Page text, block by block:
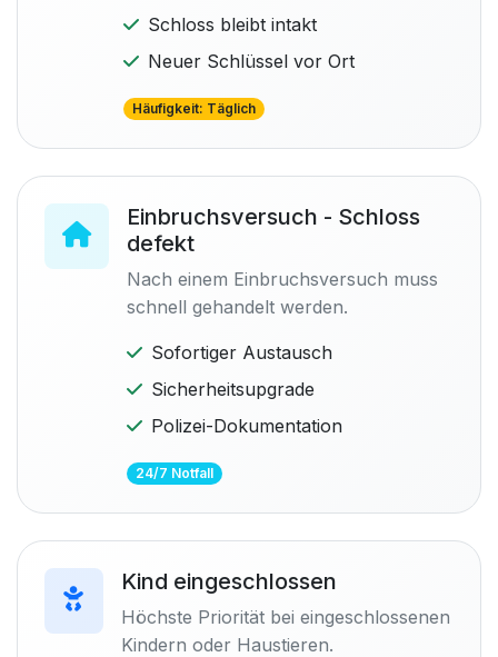
Schloss bleibt intakt
Neuer Schlüssel vor Ort
Häufigkeit: Täglich
Einbruchsversuch - Schloss
defekt
Nach einem Einbruchsversuch muss
schnell gehandelt werden.
Sofortiger Austausch
Sicherheitsupgrade
Polizei-Dokumentation
24/7 Notfall
Kind eingeschlossen
Höchste Priorität bei eingeschlossenen
Kindern oder Haustieren.